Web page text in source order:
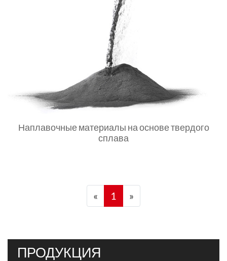
Наплавочные материалы на основе твердого
сплава
« 1 »
ПРОДУКЦИЯ